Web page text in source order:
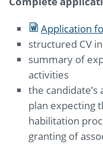
Application
structured CV
summary of
activities
the
plan expecting
habilitation
granting of